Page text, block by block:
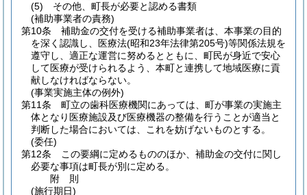
(5)
その他、町長が必要と認める書類
(補助事業者の責務)
第10条
補助金の交付を受ける補助事業者は、本事業の目的
を深く認識し、医療法(昭和23年法律第205号)等関係法規を
遵守し、適正な運営に努めるとともに、町民が身近で安心
して医療が受けられるよう、本町と連携して地域医療に貢
献しなければならない。
(事業実施主体の例外)
第11条
町立の歯科医療機関にあっては、町が事業の実施主
体となり医療施設及び医療機器の整備を行うことが適当と
判断した場合においては、これを妨げないものとする。
(委任)
第12条
この要綱に定めるもののほか、補助金の交付に関し
必要な事項は町長が別に定める。
附 則
(施行期日)